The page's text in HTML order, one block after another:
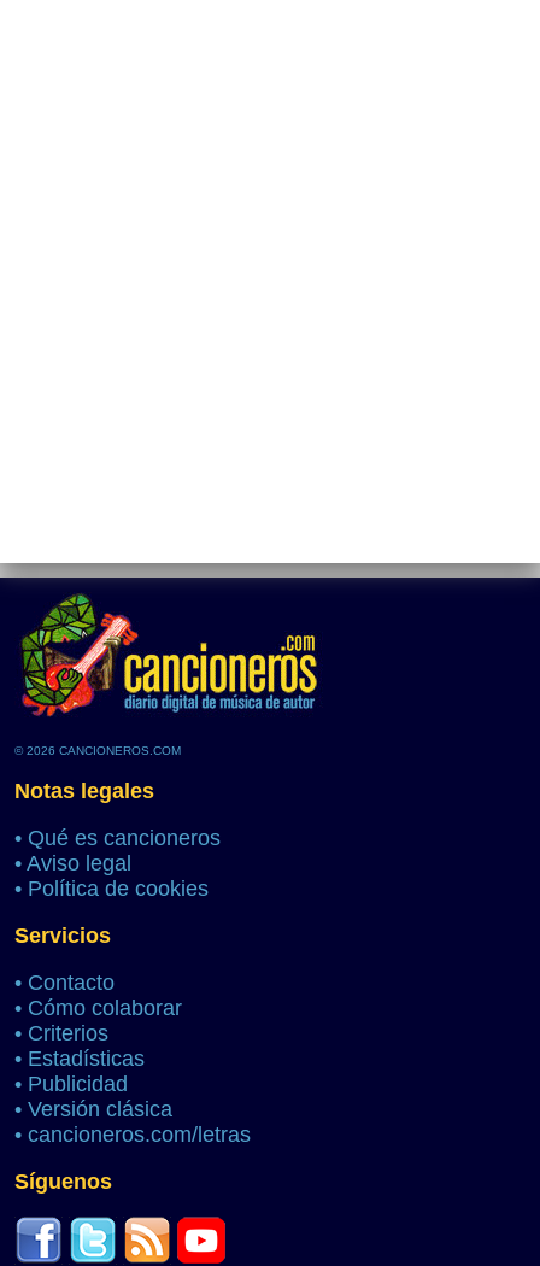
© 2026 CANCIONEROS.COM
Notas legales
• Qué es cancioneros
• Aviso legal
• Política de cookies
Servicios
• Contacto
• Cómo colaborar
• Criterios
• Estadísticas
• Publicidad
• Versión clásica
• cancioneros.com/letras
Síguenos